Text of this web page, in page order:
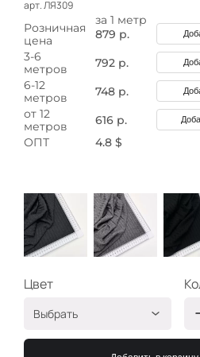
арт. ЛЯ309
за 1 метр
Розничная
цена
879 р.
3-6
метров
792 р.
6-12
метров
748 р.
от 12
метров
616 р.
ОПТ 4.8 $
Цвет
Выбрать
Тёмно-серый